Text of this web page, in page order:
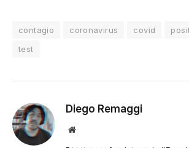
contagio coronavirus covid
test
Diego Remaggi
Sito